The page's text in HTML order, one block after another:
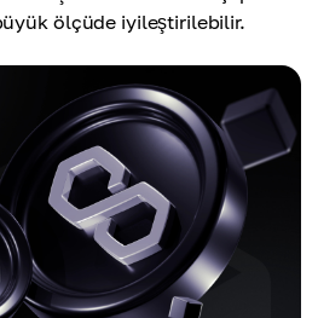
ölçüde iyileştirilebilir.